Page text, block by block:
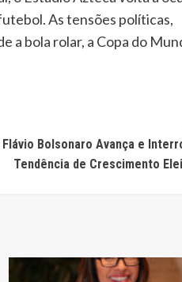
As tensões políticas,
a bola rolar, a Copa do
Flávio Bolsonaro Avança e
Tendência de Crescimento